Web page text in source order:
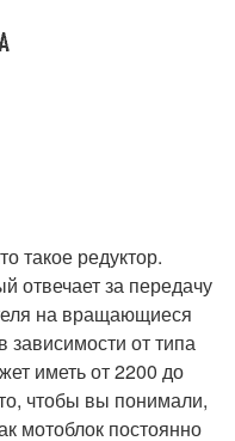
такое редуктор.
отвечает за передачу
на вращающиеся
от типа
иметь от 2200 до
чтобы вы понимали,
мотоблок постоянно